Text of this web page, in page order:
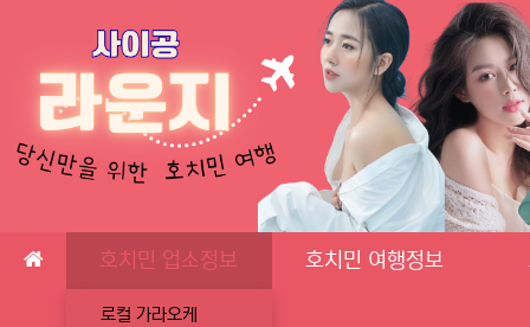
메인 메뉴호치민 업소정보
로컬 가라오케
호치민 여행정보